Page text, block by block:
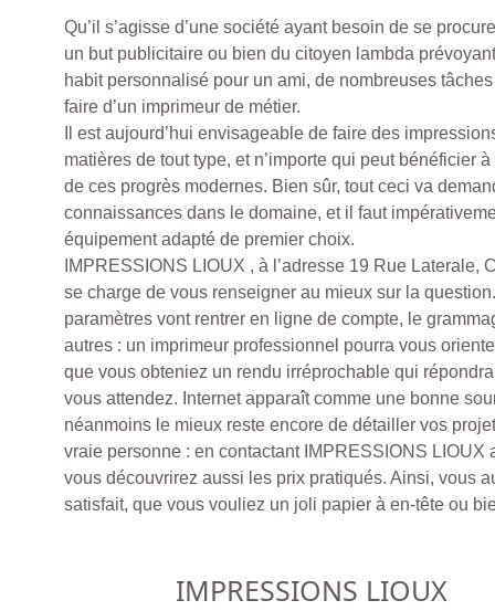
Qu’il s’agisse d’une société ayant besoin de se
un but publicitaire ou bien du citoyen lambda
habit personnalisé pour un ami, de nombreuses
faire d’un imprimeur de métier.
Il est aujourd’hui envisageable de faire des
matières de tout type, et n’importe qui peut bénéficier à
de ces progrès modernes. Bien sûr, tout ceci va
connaissances dans le domaine, et il faut
équipement adapté de premier choix.
IMPRESSIONS LIOUX , à l’adresse 19 Rue Laterale,
se charge de vous renseigner au mieux sur la
paramètres vont rentrer en ligne de compte, le
autres : un imprimeur professionnel pourra vous
que vous obteniez un rendu irréprochable qui
vous attendez. Internet apparaît comme une bonne
néanmoins le mieux reste encore de détailler vos
vraie personne : en contactant IMPRESSIONS LIOUX
vous découvrirez aussi les prix pratiqués. Ainsi, vous
satisfait, que vous vouliez un joli papier à en-tête ou
IMPRESSIONS LIOUX